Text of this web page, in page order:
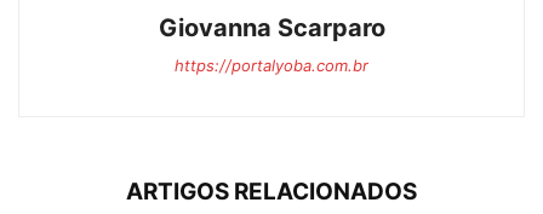
Giovanna Scarparo
https://portalyoba.com.br
ARTIGOS RELACIONADOS